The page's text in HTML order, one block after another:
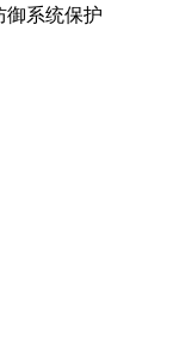
御系统保护